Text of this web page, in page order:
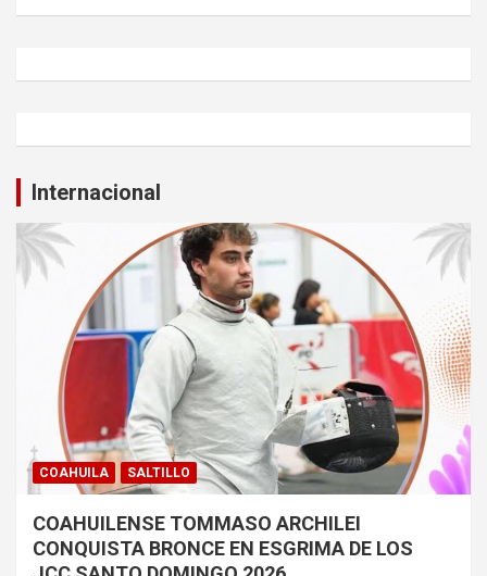
Internacional
COAHUILA SALTILLO
COAHUILENSE TOMMASO ARCHILEI
CONQUISTA BRONCE EN ESGRIMA DE LOS